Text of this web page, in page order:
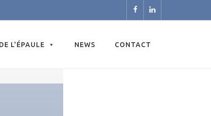
L'ÉPAULE NEWS CONTACT